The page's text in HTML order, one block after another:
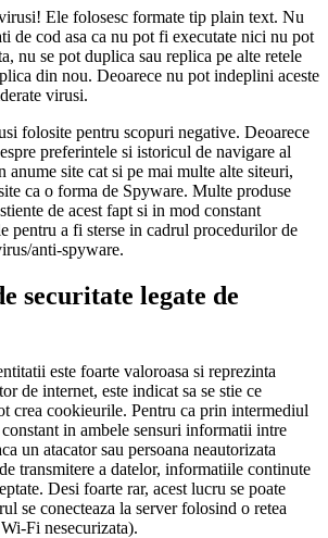
Ele folosesc formate tip plain text. Nu
de cod asa ca nu pot fi executate nici nu pot
nu se pot duplica sau replica pe alte retele
din nou. Deoarece nu pot indeplini aceste
virusi.
folosite pentru scopuri negative. Deoarece
preferintele si istoricul de navigare al
anume site cat si pe mai multe alte siteuri,
ca o forma de Spyware. Multe produse
de acest fapt si in mod constant
pentru a fi sterse in cadrul procedurilor de
anti-spyware.
securitate legate de
este foarte valoroasa si reprezinta
de internet, este indicat sa se stie ce
crea cookieurile. Pentru ca prin intermediul
in ambele sensuri informatii intre
un atacator sau persoana neautorizata
transmitere a datelor, informatiile continute
Desi foarte rar, acest lucru se poate
se conecteaza la server folosind o retea
Fi nesecurizata).